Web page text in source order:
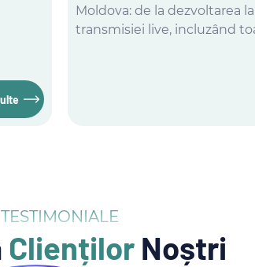
Moldova: de la dezvoltarea
transmisiei live, incluzând
TESTIMONIALE
Clienților Noștri